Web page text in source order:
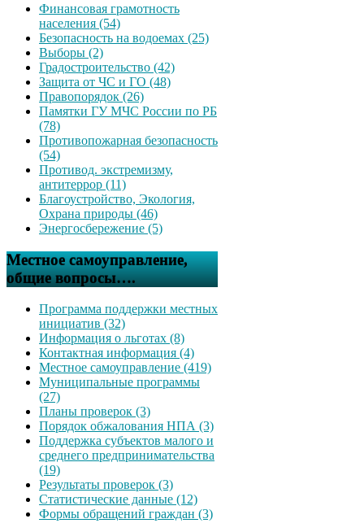
Финансовая грамотность
населения (54)
Безопасность на водоемах (25)
Выборы (2)
Градостроительство (42)
Защита от ЧС и ГО (48)
Правопорядок (26)
Памятки ГУ МЧС России по РБ
(78)
Противопожарная безопасность
(54)
Противод. экстремизму,
антитеррор (11)
Благоустройство, Экология,
Охрана природы (46)
Энергосбережение (5)
Местное самоуправление,
общие вопросы….
Программа поддержки местных
инициатив (32)
Информация о льготах (8)
Контактная информация (4)
Местное самоуправление (419)
Муниципальные программы
(27)
Планы проверок (3)
Порядок обжалования НПА (3)
Поддержка субъектов малого и
среднего предпринимательства
(19)
Результаты проверок (3)
Статистические данные (12)
Формы обращений граждан (3)